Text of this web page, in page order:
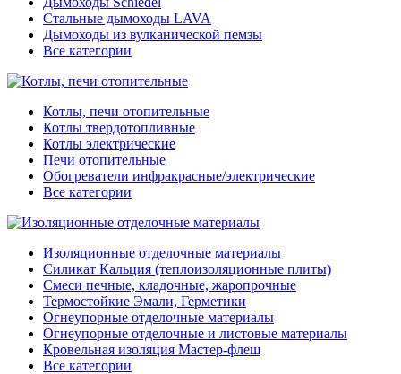
Стальные дымоходы LAVA
Дымоходы из вулканической пемзы
Все категории
Котлы, печи отопительные
Котлы твердотопливные
Котлы электрические
Печи отопительные
Обогреватели инфракрасные/электрические
Все категории
Изоляционные отделочные материалы
Силикат Кальция (теплоизоляционные плиты)
Смеси печные, кладочные, жаропрочные
Термостойкие Эмали, Герметики
Огнеупорные отделочные материалы
Огнеупорные отделочные и листовые материалы
Кровельная изоляция Мастер-флеш
Все категории